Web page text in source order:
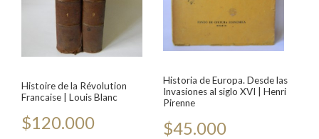
Histoire de la Révolution
Francaise | Louis Blanc
$120.000
Historia de Europa. Desde las
Invasiones al siglo XVI | Henri
Pirenne
$45.000